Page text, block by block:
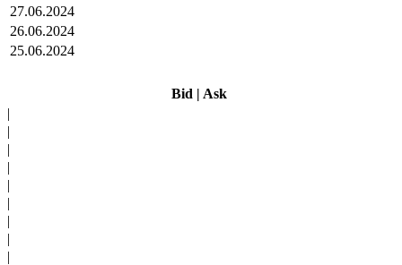
27.06.2024
26.06.2024
25.06.2024
Bid | Ask
|
|
|
|
|
|
|
|
|